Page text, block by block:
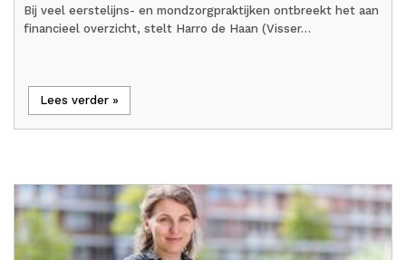
Bij veel eerstelijns- en mondzorgpraktijken ontbreekt het aan
financieel overzicht, stelt Harro de Haan (Visser…
Lees verder »